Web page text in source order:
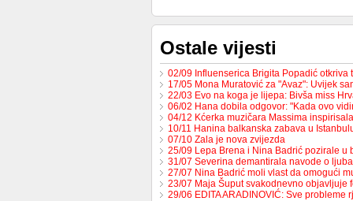
Ostale vijesti
02/09 Influenserica Brigita Popadić
17/05 Mona Muratović za "Avaz": Uvijek
22/03 Evo na koga je lijepa: Bivša miss
06/02 Hana dobila odgovor: "Kada ovo
04/12 Kćerka muzičara Massima
10/11 Hanina balkanska zabava u
07/10 Zala je nova zvijezda
25/09 Lepa Brena i Nina Badrić pozirale u
31/07 Severina demantirala navode o
27/07 Nina Badrić moli vlast da omogući
23/07 Maja Šuput svakodnevno objavljuje
29/06 EDITA ARADINOVIĆ: Sve